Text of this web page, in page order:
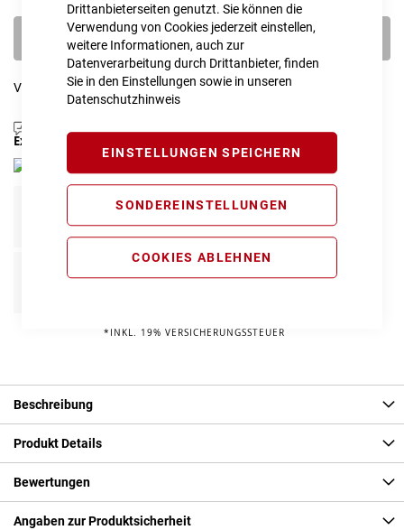
Drittanbieterseiten genutzt. Sie können die
Verwendung von Cookies jederzeit einstellen,
weitere Informationen, auch zur
Datenverarbeitung durch Drittanbieter, finden
Sie in den Einstellungen sowie in unseren
Datenschutzhinweis
EINSTELLUNGEN SPEICHERN
SONDEREINSTELLUNGEN
COOKIES ABLEHNEN
PROBEFAHRT VEREINBAREN
Vergleichsliste: hinzufügen |ansehen
Extra Schutz? Jetzt Tarife entdecken!
Fahrrad Komplettschutz
99,00 € pro Jahr*
Fahrrad Reparaturschutz
Info
*INKL. 19% VERSICHERUNGSSTEUER
Beschreibung
Produkt Details
Bewertungen
Angaben zur Produktsicherheit